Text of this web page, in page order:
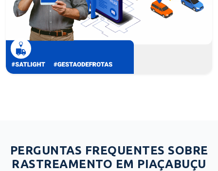
PERGUNTAS FREQUENTES SOBRE
RASTREAMENTO EM PIAÇABUÇU